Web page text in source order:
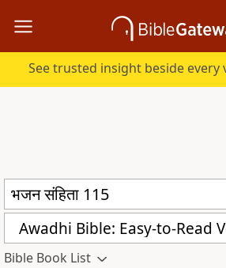
See trusted insight beside every
Bible Book List